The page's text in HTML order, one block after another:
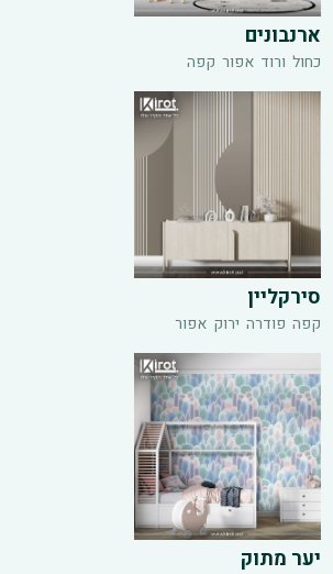
ארנבונים
כחול ורוד אפור קפה
סירקליין
קפה פודרה ירוק אפור
יער מתוק